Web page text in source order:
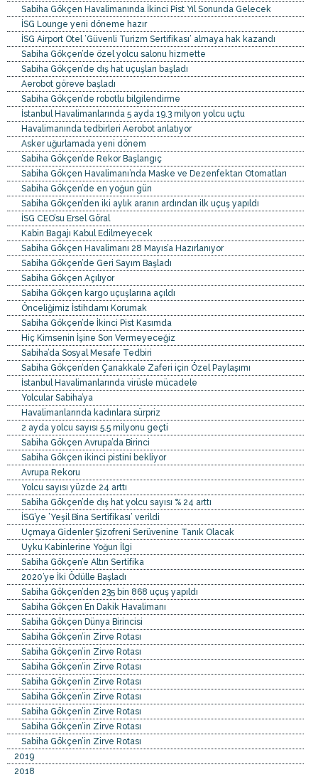
Sabiha Gökçen Havalimanında İkinci Pist Yıl Sonunda Gelecek
İSG Lounge yeni döneme hazır
İSG Airport Otel ’Güvenli Turizm Sertifikası’ almaya hak kazandı
Sabiha Gökçen’de özel yolcu salonu hizmette
Sabiha Gökçen’de dış hat uçuşları başladı
Aerobot göreve başladı
Sabiha Gökçen’de robotlu bilgilendirme
İstanbul Havalimanlarında 5 ayda 19.3 milyon yolcu uçtu
Havalimanında tedbirleri Aerobot anlatıyor
Asker uğurlamada yeni dönem
Sabiha Gökçen’de Rekor Başlangıç
Sabiha Gökçen Havalimanı’nda Maske ve Dezenfektan Otomatları
Sabiha Gökçen’de en yoğun gün
Sabiha Gökçen’den iki aylık aranın ardından ilk uçuş yapıldı
İSG CEO’su Ersel Göral
Kabin Bagajı Kabul Edilmeyecek
Sabiha Gökçen Havalimanı 28 Mayıs’a Hazırlanıyor
Sabiha Gökçen’de Geri Sayım Başladı
Sabiha Gökçen Açılıyor
Sabiha Gökçen kargo uçuşlarına açıldı
Önceliğimiz İstihdamı Korumak
Sabiha Gökçen’de İkinci Pist Kasımda
Hiç Kimsenin İşine Son Vermeyeceğiz
Sabiha’da Sosyal Mesafe Tedbiri
Sabiha Gökçen’den Çanakkale Zaferi için Özel Paylaşımı
İstanbul Havalimanlarında virüsle mücadele
Yolcular Sabiha’ya
Havalimanlarında kadınlara sürpriz
2 ayda yolcu sayısı 5.5 milyonu geçti
Sabiha Gökçen Avrupa’da Birinci
Sabiha Gökçen ikinci pistini bekliyor
Avrupa Rekoru
Yolcu sayısı yüzde 24 arttı
Sabiha Gökçen’de dış hat yolcu sayısı % 24 arttı
İSG’ye ’Yeşil Bina Sertifikası’ verildi
Uçmaya Gidenler Şizofreni Serüvenine Tanık Olacak
Uyku Kabinlerine Yoğun İlgi
Sabiha Gökçen’e Altın Sertifika
2020’ye İki Ödülle Başladı
Sabiha Gökçen’den 235 bin 868 uçuş yapıldı
Sabiha Gökçen En Dakik Havalimanı
Sabiha Gökçen Dünya Birincisi
Sabiha Gökçen’in Zirve Rotası
Sabiha Gökçen’in Zirve Rotası
Sabiha Gökçen’in Zirve Rotası
Sabiha Gökçen’in Zirve Rotası
Sabiha Gökçen’in Zirve Rotası
Sabiha Gökçen’in Zirve Rotası
Sabiha Gökçen’in Zirve Rotası
Sabiha Gökçen’in Zirve Rotası
2019
2018